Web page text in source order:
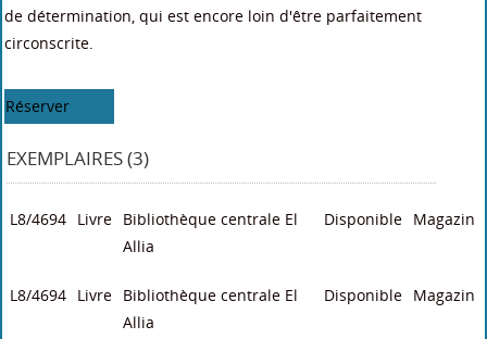
de détermination, qui est encore loin d'être parfaitement
circonscrite.
Réserver
EXEMPLAIRES (3)
L8/4694 Livre Bibliothèque centrale El
Allia
Disponible Magazin
L8/4694 Livre Bibliothèque centrale El
Allia
Disponible Magazin